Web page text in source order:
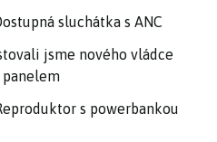
sluchátka s ANC
jsme nového vládce
panelem
s powerbankou